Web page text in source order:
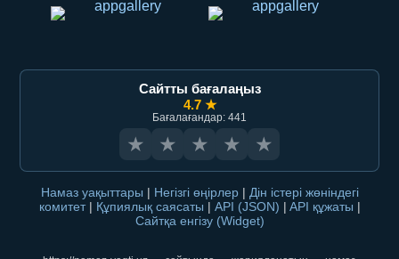
Сайтты бағалаңыз
4.7 ★
Бағалағандар: 441
★ ★ ★ ★ ★
Намаз уақыттары | Негізгі өңірлер | Дін істері жөніндегі
комитет | Құпиялық саясаты | API (JSON) | API құжаты |
Сайтқа енгізу (Widget)